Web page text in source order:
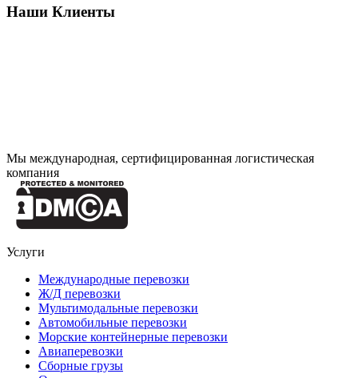
Наши Клиенты
Мы международная, сертифицированная логистическая
компания
Услуги
Международные перевозки
Ж/Д перевозки
Мультимодальные перевозки
Автомобильные перевозки
Морские контейнерные перевозки
Авиаперевозки
Сборные грузы